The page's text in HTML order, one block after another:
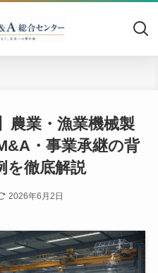
機械
農業・漁業機械製
・事業承継の背
を徹底解説
2026年6月2日